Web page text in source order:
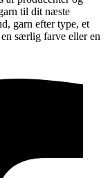
til dit næste
garn efter type, et
en særlig farve eller en